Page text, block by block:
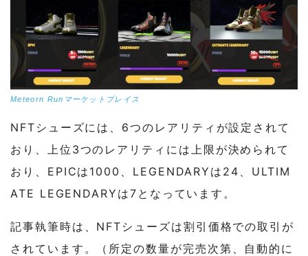
Meteorn Runマーケットプレイス
NFTシューズには、6つのレアリティが設定されて
おり、上位3つのレアリティには上限が決められて
おり、EPICは1000、LEGENDARYは24、ULTIM
ATE LEGENDARYは7となっています。
記事執筆時は、NFTシューズは割引価格での取引が
されています。（所定の数量が完売次第、自動的に